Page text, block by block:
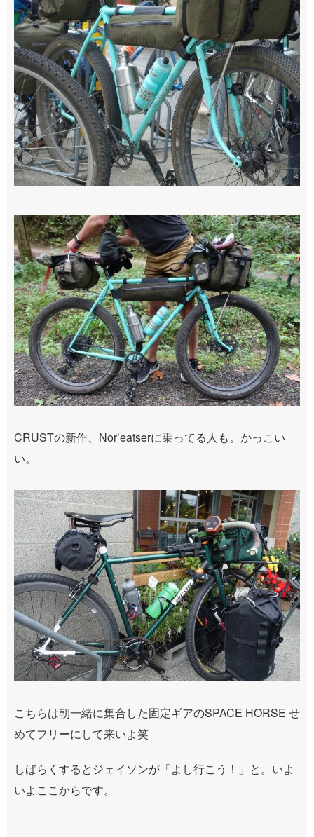
CRUSTの新作、Nor’eatserに乗ってる人も。かっこい
い。
こちらは朝一緒に集合した固定ギアのSPACE HORSE せ
めてフリーにして来いよ笑
しばらくするとジェイソンが「よし行こう！」と。いよ
いよここからです。